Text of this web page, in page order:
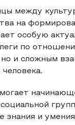
между
на
особую
по
но и сложным
знания и